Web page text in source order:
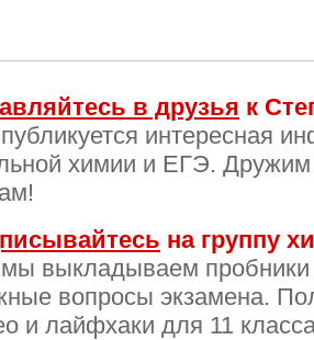
в друзья к
интересная
химии и ЕГЭ.
на группу
выкладываем
вопросы экзамена.
и лайфхаки для 11